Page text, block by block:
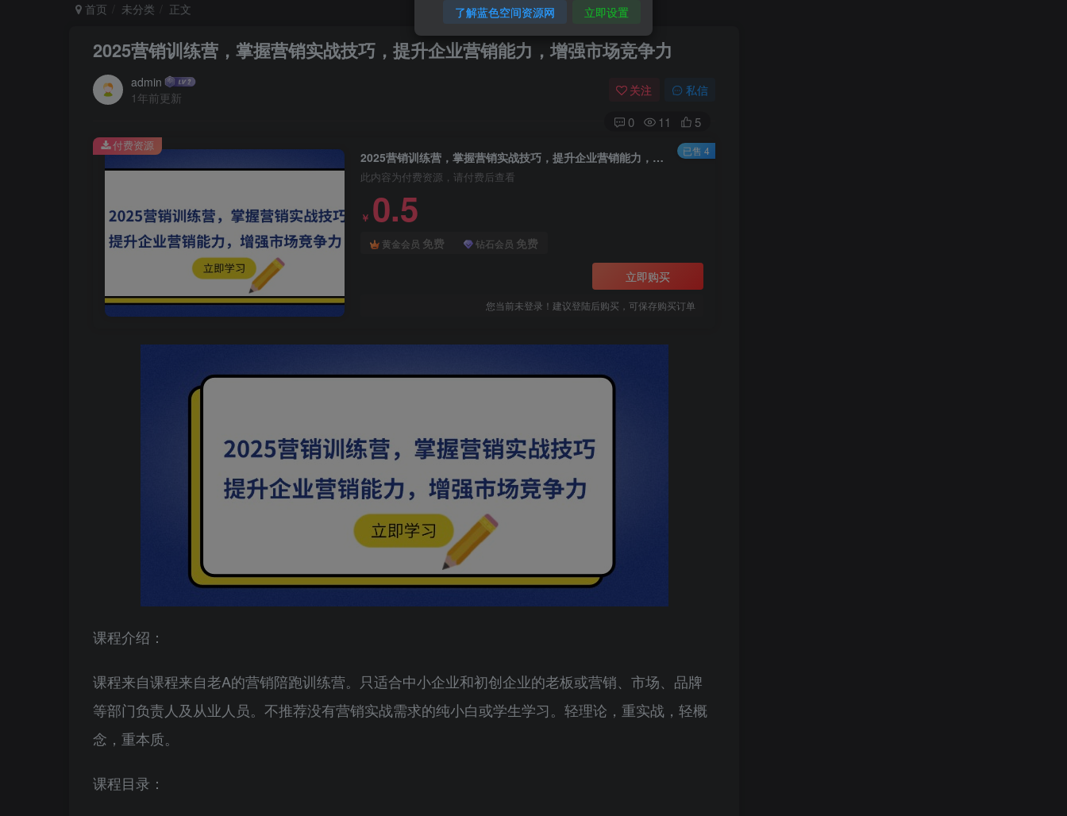
首页 未分类 正文
2025营销训练营，掌握营销实战技巧，提升企业营销能力，增强市场竞争力
admin
1年前更新
关注 私信
0 11 5
2025营销训练营，掌握营销实战技巧，提升企业营销能力，增强市场竞争力
此内容为付费资源，请付费后查看
￥ 0.5
黄金会员 免费 钻石会员 免费
立即购买
您当前未登录！建议登陆后购买，可保存购买订单
付费资源 已售 4
课程介绍：
课程来自课程来自老A的营销陪跑训练营。只适合中小企业和初创企业的老板或营销、市场、品牌
等部门负责人及从业人员。不推荐没有营销实战需求的纯小白或学生学习。轻理论，重实战，轻概
念，重本质。
课程目录：
了解蓝色空间资源网 立即设置